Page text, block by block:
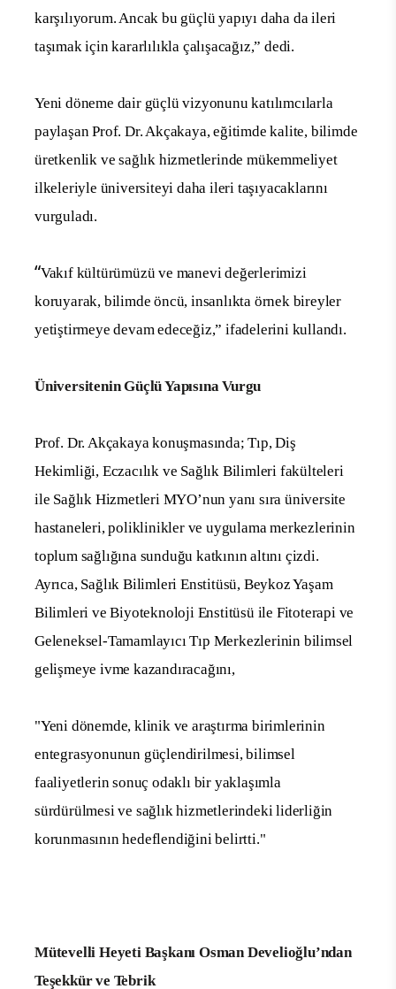
karşılıyorum. Ancak bu güçlü yapıyı daha da ileri
taşımak için kararlılıkla çalışacağız,” dedi.
Yeni döneme dair güçlü vizyonunu katılımcılarla
paylaşan Prof. Dr. Akçakaya, eğitimde kalite, bilimde
üretkenlik ve sağlık hizmetlerinde mükemmeliyet
ilkeleriyle üniversiteyi daha ileri taşıyacaklarını
vurguladı.
“Vakıf kültürümüzü ve manevi değerlerimizi
koruyarak, bilimde öncü, insanlıkta örnek bireyler
yetiştirmeye devam edeceğiz,” ifadelerini kullandı.
Üniversitenin Güçlü Yapısına Vurgu
Prof. Dr. Akçakaya konuşmasında; Tıp, Diş
Hekimliği, Eczacılık ve Sağlık Bilimleri fakülteleri
ile Sağlık Hizmetleri MYO’nun yanı sıra üniversite
hastaneleri, poliklinikler ve uygulama merkezlerinin
toplum sağlığına sunduğu katkının altını çizdi.
Ayrıca, Sağlık Bilimleri Enstitüsü, Beykoz Yaşam
Bilimleri ve Biyoteknoloji Enstitüsü ile Fitoterapi ve
Geleneksel-Tamamlayıcı Tıp Merkezlerinin bilimsel
gelişmeye ivme kazandıracağını,
"Yeni dönemde, klinik ve araştırma birimlerinin
entegrasyonunun güçlendirilmesi, bilimsel
faaliyetlerin sonuç odaklı bir yaklaşımla
sürdürülmesi ve sağlık hizmetlerindeki liderliğin
korunmasının hedeflendiğini belirtti."
Mütevelli Heyeti Başkanı Osman Develioğlu’ndan
Teşekkür ve Tebrik